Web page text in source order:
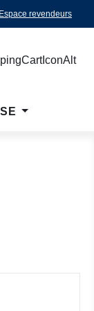
Espace revendeurs